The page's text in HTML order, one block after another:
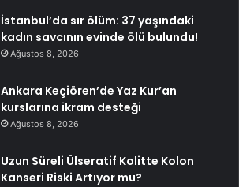
İstanbul’da sır ölüm: 37 yaşındaki
kadın savcının evinde ölü bulundu!
Ağustos 8, 2026
Ankara Keçiören’de Yaz Kur’an
kurslarına ikram desteği
Ağustos 8, 2026
Uzun Süreli Ülseratif Kolitte Kolon
Kanseri Riski Artıyor mu?